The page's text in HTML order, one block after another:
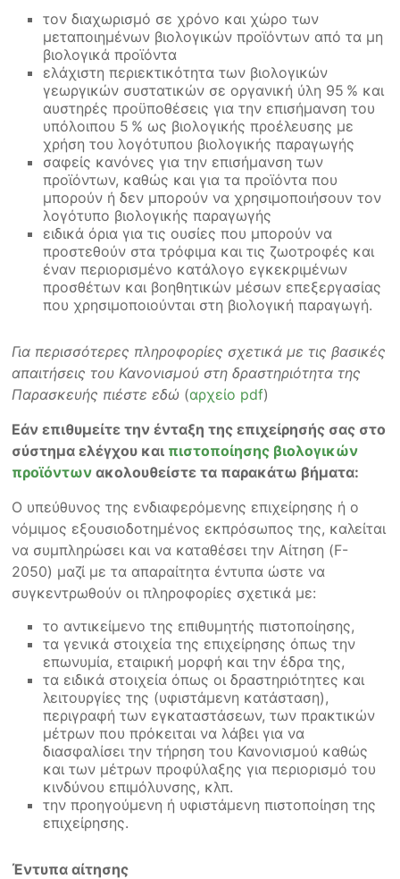
τον διαχωρισμό σε χρόνο και χώρο των
μεταποιημένων βιολογικών προϊόντων από τα μη
βιολογικά προϊόντα
ελάχιστη περιεκτικότητα των βιολογικών
γεωργικών συστατικών σε οργανική ύλη 95 % και
αυστηρές προϋποθέσεις για την επισήμανση του
υπόλοιπου 5 % ως βιολογικής προέλευσης με
χρήση του λογότυπου βιολογικής παραγωγής
σαφείς κανόνες για την επισήμανση των
προϊόντων, καθώς και για τα προϊόντα που
μπορούν ή δεν μπορούν να χρησιμοποιήσουν τον
λογότυπο βιολογικής παραγωγής
ειδικά όρια για τις ουσίες που μπορούν να
προστεθούν στα τρόφιμα και τις ζωοτροφές και
έναν περιορισμένο κατάλογο εγκεκριμένων
προσθέτων και βοηθητικών μέσων επεξεργασίας
που χρησιμοποιούνται στη βιολογική παραγωγή.
Για περισσότερες πληροφορίες σχετικά με τις βασικές
απαιτήσεις του Κανονισμού στη δραστηριότητα της
Παρασκευής πιέστε εδώ (αρχείο pdf)
Εάν επιθυμείτε την ένταξη της επιχείρησής σας στο
σύστημα ελέγχου και πιστοποίησης βιολογικών
προϊόντων ακολουθείστε τα παρακάτω βήματα:
Ο υπεύθυνος της ενδιαφερόμενης επιχείρησης ή ο
νόμιμος εξουσιοδοτημένος εκπρόσωπος της, καλείται
να συμπληρώσει και να καταθέσει την Αίτηση (F-
2050) μαζί με τα απαραίτητα έντυπα ώστε να
συγκεντρωθούν οι πληροφορίες σχετικά με:
το αντικείμενο της επιθυμητής πιστοποίησης,
τα γενικά στοιχεία της επιχείρησης όπως την
επωνυμία, εταιρική μορφή και την έδρα της,
τα ειδικά στοιχεία όπως οι δραστηριότητες και
λειτουργίες της (υφιστάμενη κατάσταση),
περιγραφή των εγκαταστάσεων, των πρακτικών
μέτρων που πρόκειται να λάβει για να
διασφαλίσει την τήρηση του Κανονισμού καθώς
και των μέτρων προφύλαξης για περιορισμό του
κινδύνου επιμόλυνσης, κλπ.
την προηγούμενη ή υφιστάμενη πιστοποίηση της
επιχείρησης.
Έντυπα αίτησης